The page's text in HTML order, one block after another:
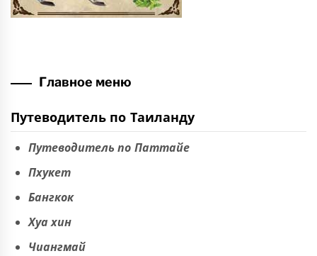
Главное меню
Путеводитель по Таиланду
Путеводитель по Паттайе
Пхукет
Бангкок
Хуа хин
Чиангмай